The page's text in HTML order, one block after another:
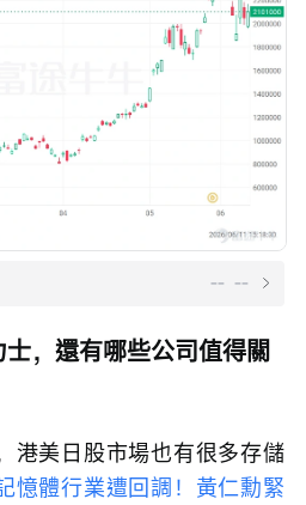
-- --
，還有哪些公司值得關
港美日股市場也有很多存儲
憶體行業遭回調！黃仁勳緊